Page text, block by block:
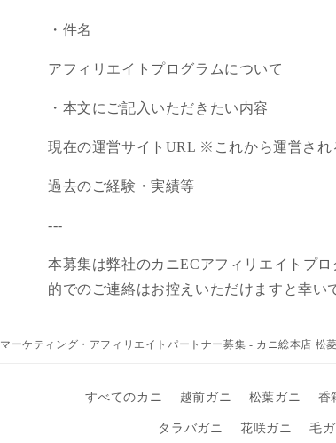
・件名
アフィリエイトプログラムについて
・本文に ご記入いただきたい内容
現在の運営サイトURL ※これから運営され
過去のご経験・実績等
---
本募集は弊社のカニECアフィリエイトプ
的でのご連絡はお控えいただけますと幸い
マーケティング・アフィリエイトパートナー募集 - カニ総本店 松菱
すべてのカニ 越前ガニ 松葉ガニ 香
タラバガニ 花咲ガニ 毛